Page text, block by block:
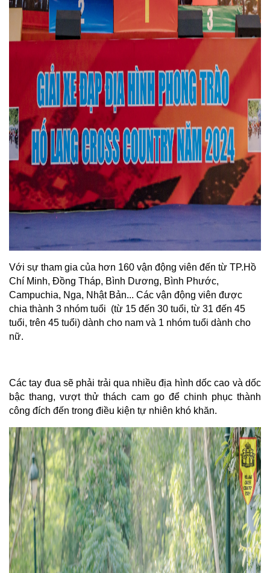
Với sự tham gia của hơn 160 vận động viên đến từ TP.Hồ
Chí Minh, Đồng Tháp, Bình Dương, Bình Phước,
Campuchia, Nga, Nhật Bản... Các vận động viên được
chia thành 3 nhóm tuổi  (từ 15 đến 30 tuổi, từ 31 đến 45
tuổi, trên 45 tuổi) dành cho nam và 1 nhóm tuổi dành cho
nữ.
Các tay đua sẽ phải trải qua nhiều địa hình dốc cao và dốc
bậc thang, vượt thử thách cam go để chinh phục thành
công đích đến trong điều kiện tự nhiên khó khăn.